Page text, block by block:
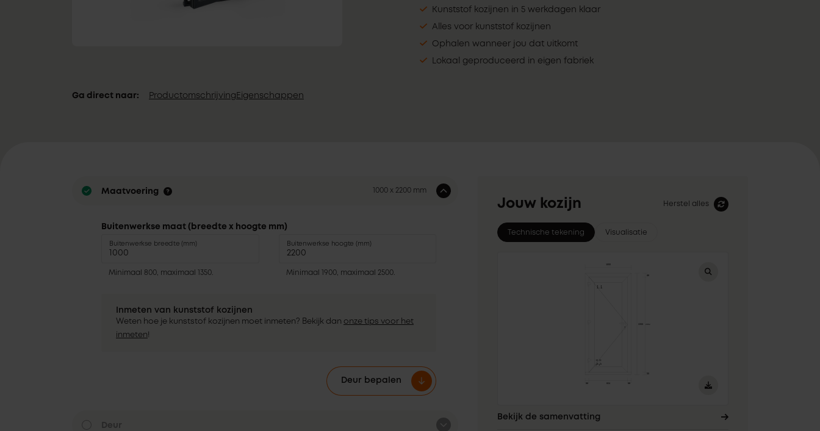
Kunststof kozijnen in 5 werkdagen klaar
Alles voor kunststof kozijnen
Ophalen wanneer jou dat uitkomt
Lokaal geproduceerd in eigen fabriek
Ga direct naar: Productomschrijving Eigenschappen
Maatvoering 1000 x 2200 mm
Buitenwerkse maat (breedte x hoogte mm)
Buitenwerkse breedte (mm)
Minimaal 800, maximaal 1350.
Buitenwerkse hoogte (mm)
Minimaal 1900, maximaal 2500.
Inmeten van kunststof kozijnen
Weten hoe je kunststof kozijnen moet inmeten? Bekijk dan onze tips voor het
inmeten!
Deur bepalen
Jouw kozijn Herstel alles
Technische tekening Visualisatie
Bekijk de samenvatting